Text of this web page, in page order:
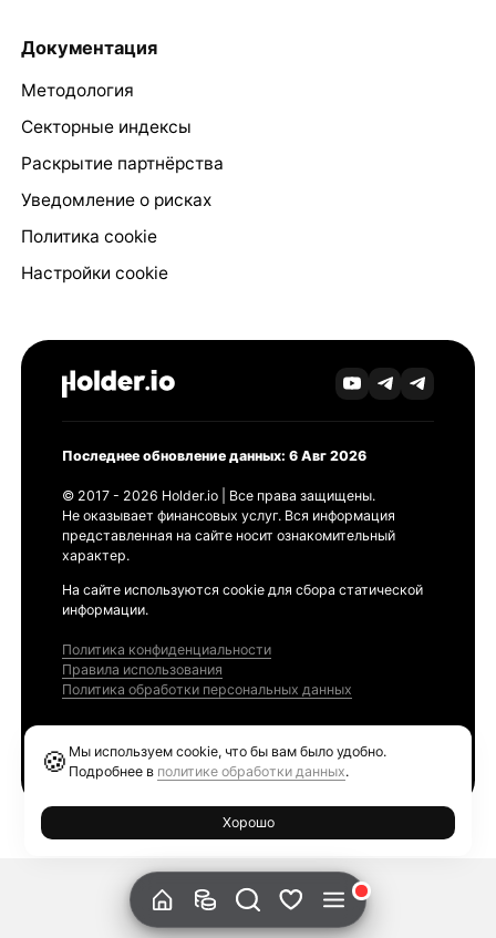
Документация
Методология
Секторные индексы
Раскрытие партнёрства
Уведомление о рисках
Политика cookie
Настройки cookie
Последнее обновление данных: 6 Авг 2026
© 2017 - 2026 Holder.io | Все права защищены.
Не оказывает финансовых услуг. Вся информация
представленная на сайте носит ознакомительный
характер.
На сайте используются cookie для сбора статической
информации.
Политика конфиденциальности
Правила использования
Политика обработки персональных данных
🍪 Мы используем cookie, что бы вам было удобно.
Подробнее в политике обработки данных.
Хорошо
Ethereum GAS Tracker